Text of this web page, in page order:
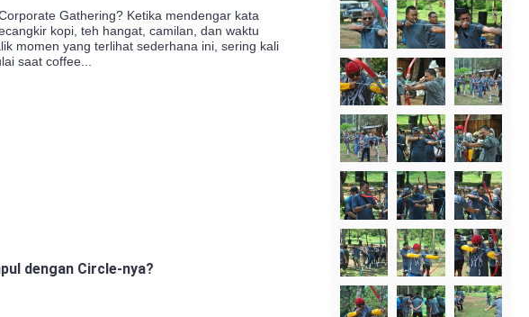
Gathering? Ketika mendengar kata
kopi, teh hangat, camilan, dan waktu
momen yang terlihat sederhana ini, sering kali
saat coffee...
dengan Circle-nya?